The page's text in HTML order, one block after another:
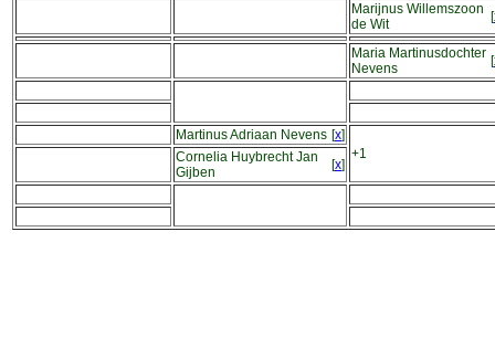
Marijnus Willemszoon
de Wit
[
Maria Martinusdochter
Nevens
[
Martinus Adriaan Nevens [x]
+1
Cornelia Huybrecht Jan
Gijben
[x]